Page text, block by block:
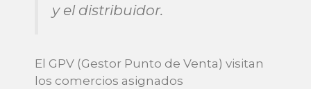
y el distribuidor.
El GPV (Gestor Punto de Venta) visitan
los comercios asignados